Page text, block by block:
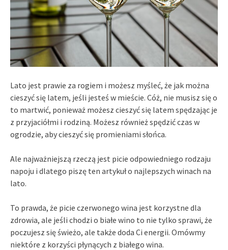
Lato jest prawie za rogiem i możesz myśleć, że jak można
cieszyć się latem, jeśli jesteś w mieście. Cóż, nie musisz się o
to martwić, ponieważ możesz cieszyć się latem spędzając je
z przyjaciółmi i rodziną. Możesz również spędzić czas w
ogrodzie, aby cieszyć się promieniami słońca.
Ale najważniejszą rzeczą jest picie odpowiedniego rodzaju
napoju i dlatego piszę ten artykuł o najlepszych winach na
lato.
To prawda, że picie czerwonego wina jest korzystne dla
zdrowia, ale jeśli chodzi o białe wino to nie tylko sprawi, że
poczujesz się świeżo, ale także doda Ci energii. Omówmy
niektóre z korzyści płynących z białego wina.